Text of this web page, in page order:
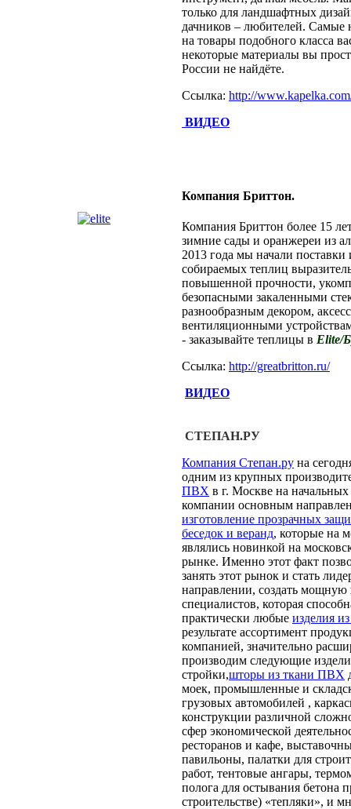
только для ландшафтных
дачников – любителей. Самые
на товары подобного класса
некоторые материалы вы
России не найдёте.
Ссылка: http://
ВИДЕО
Компания Бриттон.
Компания Бриттон более 15
зимние сады и оранжереи из
2013 года мы начали поставки
собираемых теплиц
повышенной прочности,
безопасными закаленными
разнообразным декором,
вентиляционными
- заказывайте теплицы в Elite/
Ссылка: http://greatbritton.ru/
ВИДЕО
СТЕПАН.РУ
Компания Степан.ру на
одним из крупных
ПВХ в г. Москве на начальных
компании основным
изготовление прозрачных
беседок и веранд, которые на
являлись новинкой на
рынке. Именно этот факт
занять этот рынок и стать
направлении, создать мощную
специалистов, которая
практически любые изделия
результате ассортимент
компанией, значительно
производим следующие
стройки,шторы из ткани ПВХ
моек, промышленные и
грузовых автомобилей ,
конструкции различной
сфер экономической
ресторанов и кафе,
павильоны, палатки для
работ, тентовые ангары,
полога для остывания бетона
строительстве) «тепляки», и